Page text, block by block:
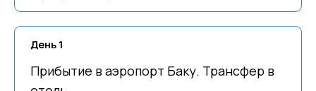
День 1
Прибытие в аэропорт Баку. Трансфер в